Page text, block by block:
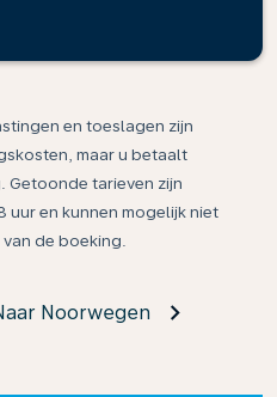
en toeslagen zijn
maar u betaalt
tarieven zijn
en kunnen mogelijk niet
de boeking.
Noorwegen